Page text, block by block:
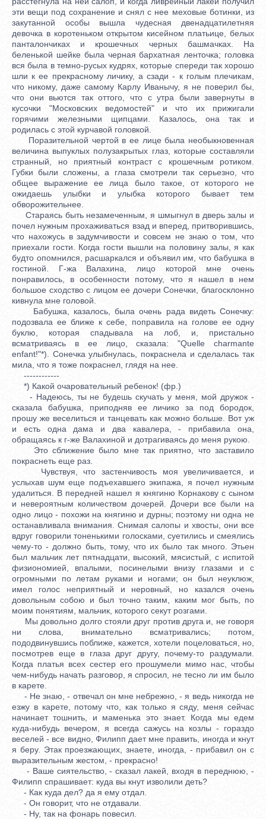
эти вещи под сохранение и снял с нее меховые ботинки, из
закутанной особы вышла чудесная двенадцатилетняя
девочка в коротеньком открытом кисейном платьице, белых
панталончиках и крошечных черных башмачках. На
беленькой шейке была черная бархатная ленточка; головка
вся была в темно-русых кудрях, которые спереди так хорошо
шли к ее прекрасному личику, а сзади - к голым плечикам,
что никому, даже самому Карлу Иванычу, я не поверил бы,
что они вьются так оттого, что с утра были завернуты в
кусочки "Московских ведомостей" и что их прижигали
горячими железными щипцами. Казалось, она так и
родилась с этой курчавой головкой.
Поразительной чертой в ее лице была необыкновенная
величина выпуклых полузакрытых глаз, которые составляли
странный, но приятный контраст с крошечным ротиком.
Губки были сложены, а глаза смотрели так серьезно, что
общее выражение ее лица было такое, от которого не
ожидаешь улыбки и улыбка которого бывает тем
обворожительнее.
Стараясь быть незамеченным, я шмыгнул в дверь залы и
почел нужным прохаживаться взад и вперед, притворившись,
что нахожусь в задумчивости и совсем не знаю о том, что
приехали гости. Когда гости вышли на половину залы, я как
будто опомнился, расшаркался и объявил им, что бабушка в
гостиной. Г-жа Валахина, лицо которой мне очень
понравилось, в особенности потому, что я нашел в нем
большое сходство с лицом ее дочери Сонечки, благосклонно
кивнула мне головой.
Бабушка, казалось, была очень рада видеть Сонечку:
подозвала ее ближе к себе, поправила на голове ее одну
буклю, которая спадывала на лоб, и, пристально
всматриваясь в ее лицо, сказала: "Quelle charmante
enfant!"*). Сонечка улыбнулась, покраснела и сделалась так
мила, что я тоже покраснел, глядя на нее.
------------
*) Какой очаровательный ребенок! (фр.)
- Надеюсь, ты не будешь скучать у меня, мой дружок -
сказала бабушка, приподняв ее личико за под бородок,
прошу же веселиться и танцевать как можно больше. Вот уж
и есть одна дама и два кавалера, - прибавила она,
обращаясь к г-же Валахиной и дотрагиваясь до меня рукою.
Это сближение было мне так приятно, что заставило
покраснеть еще раз.
Чувствуя, что застенчивость моя увеличивается, и
услыхав шум еще подъехавшего экипажа, я почел нужным
удалиться. В передней нашел я княгиню Корнакову с сыном
и невероятным количеством дочерей. Дочери все были на
одно лицо - похожи на княгиню и дурны; поэтому ни одна не
останавливала внимания. Снимая салопы и хвосты, они все
вдруг говорили тоненькими голосками, суетились и смеялись
чему-то - должно быть, тому, что их было так много. Этьен
был мальчик лет пятнадцати, высокий, мясистый, с испитой
физиономией, впалыми, посинелыми внизу глазами и с
огромными по летам руками и ногами; он был неуклюж,
имел голос неприятный и неровный, но казался очень
довольным собою и был точно таким, каким мог быть, по
моим понятиям, мальчик, которого секут розгами.
Мы довольно долго стояли друг против друга и, не говоря
ни слова, внимательно всматривались; потом,
пододвинувшись поближе, кажется, хотели поцеловаться, но,
посмотрев еще в глаза друг другу, почему-то раздумали.
Когда платья всех сестер его прошумели мимо нас, чтобы
чем-нибудь начать разговор, я спросил, не тесно ли им было
в карете.
- Не знаю, - отвечал он мне небрежно, - я ведь никогда не
езжу в карете, потому что, как только я сяду, меня сейчас
начинает тошнить, и маменька это знает. Когда мы едем
куда-нибудь вечером, я всегда сажусь на козлы - гораздо
веселей - все видно, Филипп дает мне править, иногда и кнут
я беру. Этак проезжающих, знаете, иногда, - прибавил он с
выразительным жестом, - прекрасно!
- Ваше сиятельство, - сказал лакей, входя в переднюю, -
Филипп спрашивает: куда вы кнут изволили деть?
- Как куда дел? да я ему отдал.
- Он говорит, что не отдавали.
- Ну, так на фонарь повесил.